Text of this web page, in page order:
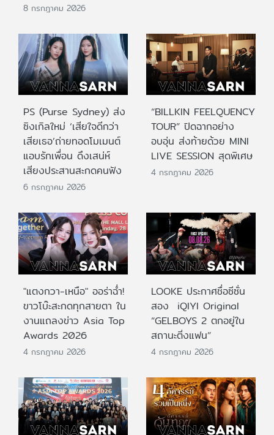
8 กรกฎาคม 2026
PS (Purse Sydney) ส่ง
ซิงเกิลใหม่ ‘เสียใจดีกว่า
เสียเธอ’ถ่ายทอดโมเมนต์
แอบรักเพื่อน ดึงเสน่ห์
เสียงประสานสะกดคนฟัง
6 กรกฎาคม 2026
“BILLKIN FEELQUENCY
TOUR” ปิดฉากอย่าง
อบอุ่น ส่งท้ายด้วย MINI
LIVE SESSION สุดพิเศษ
4 กรกฎาคม 2026
"แตงกวา-เหนือ" ออร่าฉ่ำ!
ขาวโบ๊ะสะกดทุกสายตา ใน
งานแถลงข่าว Asia Top
Awards 2026
4 กรกฎาคม 2026
LOOKE ประกาศชื่อซีซั่น
สอง iQIYI Original
“GELBOYS 2 ตกอยู่ใน
สถานะติ่งแฟน”
4 กรกฎาคม 2026